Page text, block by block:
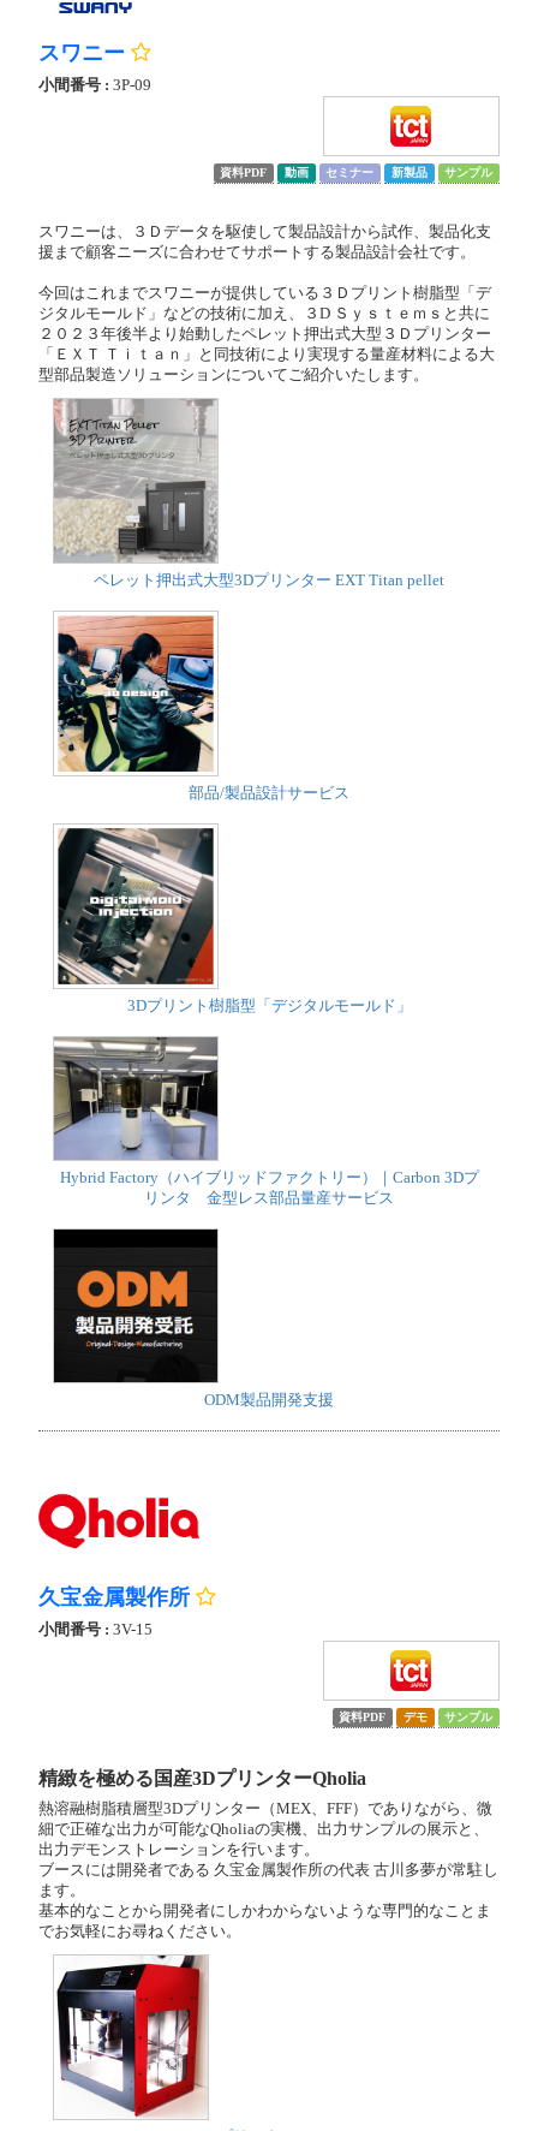
スワニー
小間番号 : 3P-09
資料PDF 動画 セミナー 新製品 サンプル
スワニーは、３Ｄデータを駆使して製品設計から試作、製品化支
援まで顧客ニーズに合わせてサポートする製品設計会社です。
今回はこれまでスワニーが提供している３Ｄプリント樹脂型「デ
ジタルモールド」などの技術に加え、３D Ｓｙｓｔｅｍｓと共に
２０２３年後半より始動したペレット押出式大型３Ｄプリンター
「ＥＸＴ Ｔｉｔａｎ」と同技術により実現する量産材料による大
型部品製造ソリューションについてご紹介いたします。
ペレット押出式大型3Dプリンター EXT Titan pellet
部品/製品設計サービス
3Dプリント樹脂型「デジタルモールド」
Hybrid Factory（ハイブリッドファクトリー）｜Carbon 3Dプ
リンタ 金型レス部品量産サービス
ODM製品開発支援
久宝金属製作所
小間番号 : 3V-15
資料PDF デモ サンプル
精緻を極める国産3DプリンターQholia
熱溶融樹脂積層型3Dプリンター（MEX、FFF）でありながら、微
細で正確な出力が可能なQholiaの実機、出力サンプルの展示と、
出力デモンストレーションを行います。
ブースには開発者である 久宝金属製作所の代表 古川多夢が常駐し
ます。
基本的なことから開発者にしかわからないような専門的なことま
でお気軽にお尋ねください。